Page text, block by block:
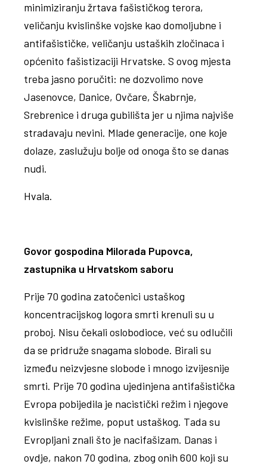
minimiziranju žrtava fašističkog terora,
veličanju kvislinške vojske kao domoljubne i
antifašističke, veličanju ustaških zločinaca i
općenito fašistizaciji Hrvatske. S ovog mjesta
treba jasno poručiti: ne dozvolimo nove
Jasenovce, Danice, Ovčare, Škabrnje,
Srebrenice i druga gubilišta jer u njima najviše
stradavaju nevini. Mlade generacije, one koje
dolaze, zaslužuju bolje od onoga što se danas
nudi.
Hvala.
Govor gospodina Milorada Pupovca,
zastupnika u Hrvatskom saboru
Prije 70 godina zatočenici ustaškog
koncentracijskog logora smrti krenuli su u
proboj. Nisu čekali oslobodioce, već su odlučili
da se pridruže snagama slobode. Birali su
između neizvjesne slobode i mnogo izvijesnije
smrti. Prije 70 godina ujedinjena antifašistička
Evropa pobijedila je nacistički režim i njegove
kvislinške režime, poput ustaškog. Tada su
Evropljani znali što je nacifašizam. Danas i
ovdje, nakon 70 godina, zbog onih 600 koji su